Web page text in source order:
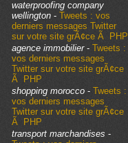
waterproofing company
wellington - Tweets : vos
derniers messages Twitter
sur votre site grÃ¢ce Ã PHP
agence immobilier- Tweets :
vos derniers messages
Twitter sur votre site grÃ¢ce
Ã PHP
shopping morocco - Tweets :
vos derniers messages
Twitter sur votre site grÃ¢ce
Ã PHP
transport marchandises -